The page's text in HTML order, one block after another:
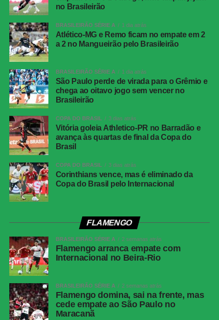
adversária. A pressão surtiu efeito aos 12 minutos.
Serna recebeu pela esquerda, cortou para o meio e fez o
cruzamento na direção da segunda trave. Ignácio
apareceu livre e cabeceou no canto. A bola ainda bateu
na trave antes de entrar, deixando o placar igualado.
O Botafogo teve uma boa oportunidade de retomar a
vantagem pouco depois. Montoro encontrou Villalba com
um passe de trivela, mas o atacante finalizou fraco,
facilitando a defesa de Fábio.
O Fluminense também ficou perto da virada aos 21
minutos. Nonato recebeu livre dentro da área e bateu
forte, mas Warleson fez uma defesa inusitada com a
cabeça e evitou o segundo gol tricolor.
Na reta final, os dois goleiros voltaram a trabalhar. Aos 25
força da entrada da área, obrigando Fábio a fazer uma
rasteiro e Montoro tentou de fora da área, mas o goleiro
do Fluminense apareceu novamente.
São Paulo perde de virada para o Grêmio e
chega ao oitavo jogo sem vencer no Brasileirão
no Brasileirão
BRASILEIRÃO SÉRIE A 1 dia atrás
Atlético-MG e Remo ficam no empate em 2
a 2 no Mangueirão pelo Brasileirão
BRASILEIRÃO SÉRIE A 1 dia atrás
São Paulo perde de virada para o Grêmio e
chega ao oitavo jogo sem vencer no
Brasileirão
COPA DO BRASIL 3 dias atrás
Vitória goleia Athletico-PR no Barradão e
avança às quartas de final da Copa do
Brasil
COPA DO BRASIL 3 dias atrás
Corinthians vence, mas é eliminado da
Copa do Brasil pelo Internacional
FLAMENGO
BRASILEIRÃO SÉRIE A 2 semanas atrás
Flamengo arranca empate com
Internacional no Beira-Rio
BRASILEIRÃO SÉRIE A 2 semanas atrás
Flamengo domina, sai na frente, mas
cede empate ao São Paulo no
Maracanã